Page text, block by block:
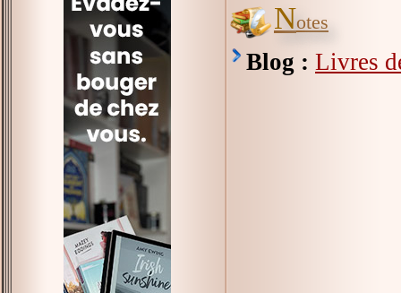
Notes
Blog : Livres